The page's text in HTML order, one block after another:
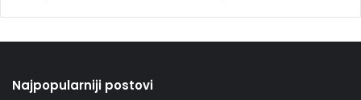
Najpopularniji postovi